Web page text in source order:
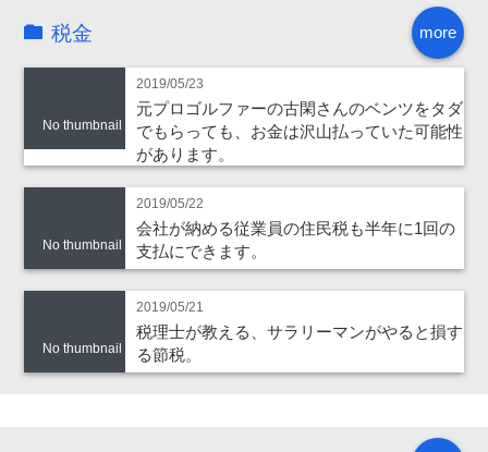
more
税金
No thumbnail
2019/05/23
元プロゴルファーの古閑さんのベンツをタダ
でもらっても、お金は沢山払っていた可能性
があります。
No thumbnail
2019/05/22
会社が納める従業員の住民税も半年に1回の
支払にできます。
No thumbnail
2019/05/21
税理士が教える、サラリーマンがやると損す
る節税。